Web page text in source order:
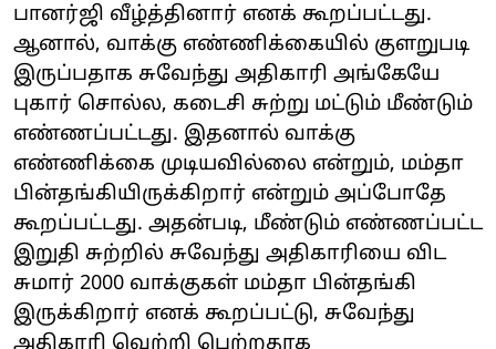
பானர்ஜி வீழ்த்தினார் எனக் கூறப்பட்டது.
ஆனால், வாக்கு எண்ணிக்கையில் குளறுபடி
இருப்பதாக சுவேந்து அதிகாரி அங்கேயே
புகார் சொல்ல, கடைசி சுற்று மட்டும் மீண்டும்
எண்ணப்பட்டது. இதனால் வாக்கு
எண்ணிக்கை முடியவில்லை என்றும், மம்தா
பின்தங்கியிருக்கிறார் என்றும் அப்போதே
கூறப்பட்டது. அதன்படி, மீண்டும் எண்ணப்பட்ட
இறுதி சுற்றில் சுவேந்து அதிகாரியை விட
சுமார் 2000 வாக்குகள் மம்தா பின்தங்கி
இருக்கிறார் எனக் கூறப்பட்டு, சுவேந்து
அதிகாரி வெற்றி பெற்றதாக